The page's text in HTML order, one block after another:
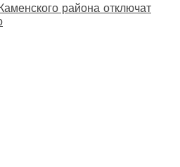
района отключат